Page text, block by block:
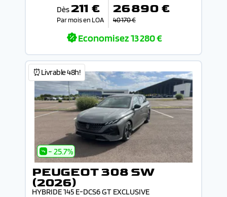
Dès 211 €
Par mois en LOA
26 890 €
40 170 €
Economisez13 280 €
⏰Livrable 48h!
- 25.7%
PEUGEOT 308 SW
(2026)
HYBRIDE 145 E-DCS6 GT EXCLUSIVE